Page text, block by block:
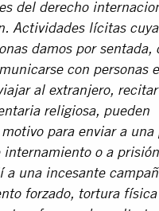
del derecho
Actividades lícitas
damos por sentada,
con personas
al extranjero,
religiosa, pueden
para enviar a una
internamiento o a
a una incesante
forzado, tortura física